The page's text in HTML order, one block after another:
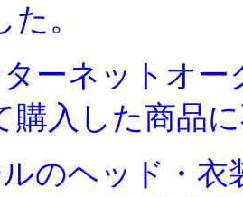
た。
ーネットオー
購入した商品
のヘッド・衣